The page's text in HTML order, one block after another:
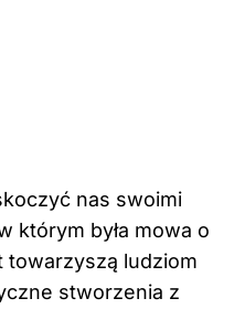
nas swoimi
którym była mowa o
towarzyszą ludziom
stworzenia z